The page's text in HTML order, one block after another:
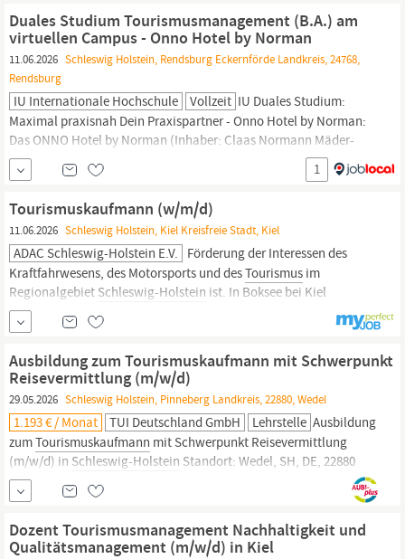
Duales Studium Tourismusmanagement (B.A.) am
virtuellen Campus - Onno Hotel by Norman
11.06.2026 Schleswig Holstein, Rendsburg Eckernförde Landkreis, 24768,
Rendsburg
IU Internationale Hochschule Vollzeit IU Duales Studium:
Maximal praxisnah Dein Praxispartner - Onno Hotel by Norman:
Das ONNO Hotel by Norman (Inhaber: Claas Normann Mäder-
Rønnestad) in Rendsburg (
) ist ein modernes,
privat geführtes Boutique-Hotel mit 145 Zimmern und
Apartments. Es zeichnet sich durch seine vom Schiffbau
inspirierte Architektur aus, verbindet nordisches...
1
Tourismuskaufmann (w/m/d)
11.06.2026 Schleswig Holstein, Kiel Kreisfreie Stadt, Kiel
ADAC Schleswig-Holstein E.V. Förderung der Interessen des
Kraftfahrwesens, des Motorsports und desTourismus im
Regionalgebiet Schleswig-Holstein ist. In Boksee bei Kiel
unterhalten wir eine der modernsten Fahrsicherheitsanlagen in
Deutschland. Wir sind ein Arbeitgeber, der aktuell mehr als 100
Ausbildung zum Tourismuskaufmann mit Schwerpunkt
Reisevermittlung (m/w/d)
29.05.2026 Schleswig Holstein, Pinneberg Landkreis, 22880, Wedel
1.193 € / Monat TUI Deutschland GmbH Lehrstelle Ausbildung
zumTourismuskaufmann mit Schwerpunkt Reisevermittlung
(m/w/d) in Schleswig-Holstein Standort: Wedel, SH, DE, 22880
Job-Funktion: Ausbildung: Reisebüro Vertragsart: Ausbildung
Arbeitszeit: 38,5 Stellennummer: 135135 Bei der TUI Deutschland
Dozent Tourismusmanagement Nachhaltigkeit und
Qualitätsmanagement (m/w/d) in Kiel